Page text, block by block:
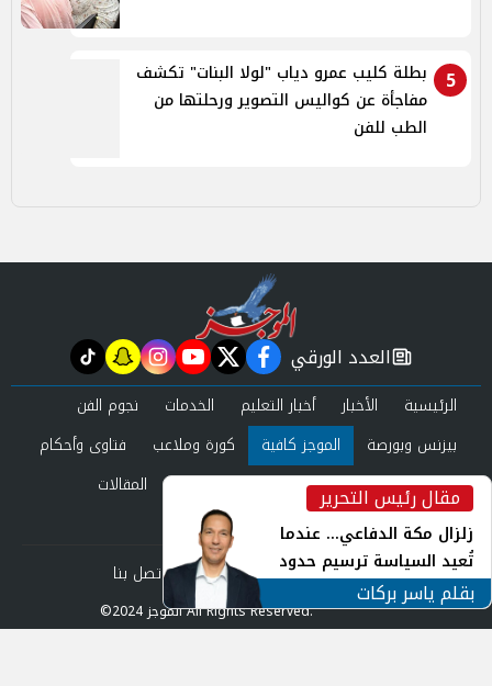
5
بطلة كليب عمرو دياب "لولا البنات" تكشف
مفاجأة عن كواليس التصوير ورحلتها من
الطب للفن
مقال رئيس التحرير
زلزال مكة الدفاعي... عندما
تُعيد السياسة ترسيم حدود
الأمن القومي العربي
بقلم ياسر بركات
newspaper
العدد الورقي facebook
twitter
youtube
instagram
snapchat
tiktok
الرئيسية الأخبار أخبار التعليم الخدمات
نجوم الفن
بيزنس وبورصة
الموجز كافية كورة وملاعب
فتاوى وأحكام
صحة وجمال
عرب وعالم حوادث ومحاكم
المقالات
العدد الورقي
من نحن
سياسة الخصوصية اتصل بنا
©2024 الموجز All Rights Reserved.